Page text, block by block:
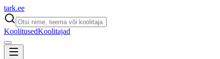
tark.ee
KoolitusedKoolitajad